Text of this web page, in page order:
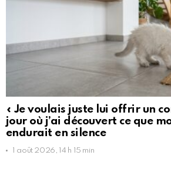
« Je voulais juste lui offrir un
jour où j’ai découvert ce que
endurait en silence
1 août 2026, 14 h 15 min